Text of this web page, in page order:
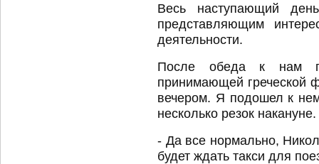
Весь наступающий
представляющим
деятельности.
После обеда к нам
принимающей греческой
вечером. Я подошел к
несколько резок накануне.
- Да все нормально,
будет ждать такси для